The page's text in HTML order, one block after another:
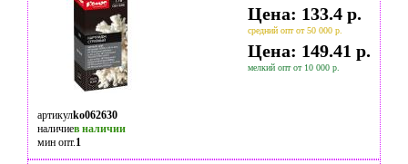
Цена: 133.4 р.
средний опт от 50 000 р.
Цена: 149.41 р.
мелкий опт от 10 000 р.
артикулko062630
наличиев наличии
мин опт.1